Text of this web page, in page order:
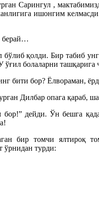
Сарингул ,
ишонгим
берай…
қолди. Бир табиб
болаларни ташқарига
бити бор? Ёлвораман,
Дилбар опага қараб,
дейди. Ўн бешга
бир томчи ялтироқ
ўрнидан турди: